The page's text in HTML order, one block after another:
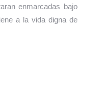
enmarcadas bajo
a la vida digna de